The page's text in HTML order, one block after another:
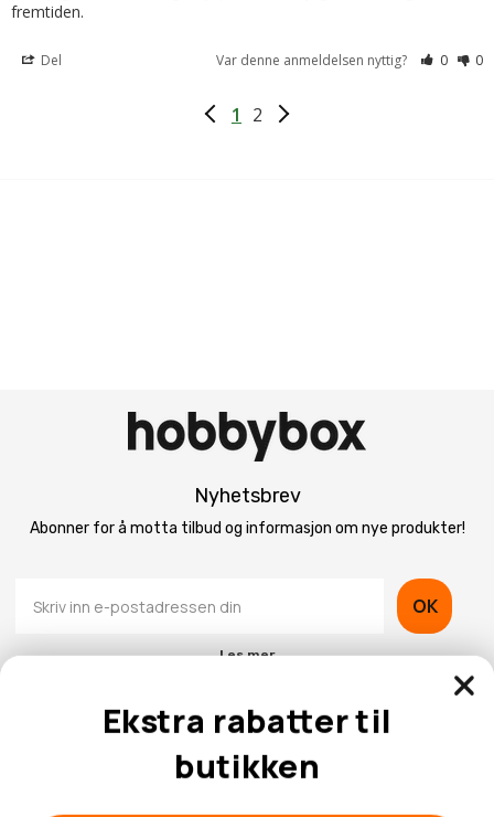
fremtiden.
Del Var denne anmeldelsen nyttig? 0 0
1 2
Nyhetsbrev
Abonner for å motta tilbud og informasjon om nye produkter!
OK
Les mer
Ekstra rabatter til
butikken